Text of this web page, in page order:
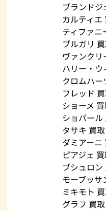
ブランドジ
カルティエ
ティファニ
ブルガリ
ヴァンクリ
ハリー・ウ
クロムハー
フレッド
ショーメ
ショパール
タサキ 買取
ダミアーニ
ピアジェ
ブシュロン
モーブッサ
ミキモト
グラフ 買取